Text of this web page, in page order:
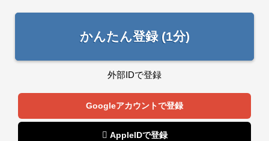
かんたん登録 (1分)
外部IDで登録
Googleアカウントで登録
 AppleIDで登録